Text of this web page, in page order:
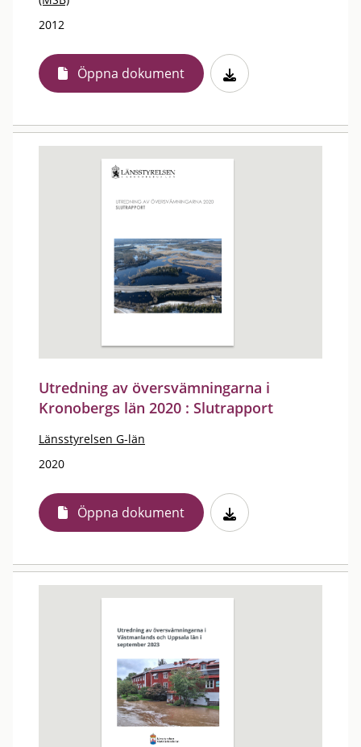
2012
Öppna dokument
Utredning av översvämningarna i
Kronobergs län 2020 : Slutrapport
Länsstyrelsen G-län
2020
Öppna dokument